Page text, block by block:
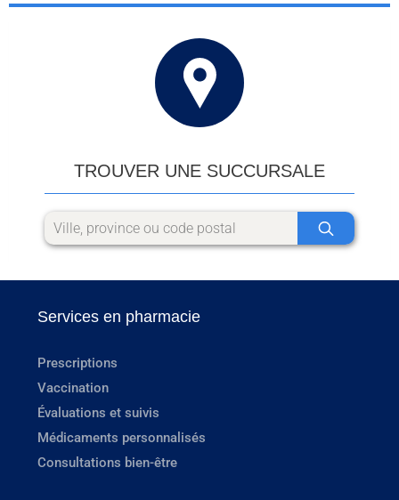
TROUVER UNE SUCCURSALE
Services en pharmacie
Prescriptions
Vaccination
Évaluations et suivis
Médicaments personnalisés
Consultations bien-être